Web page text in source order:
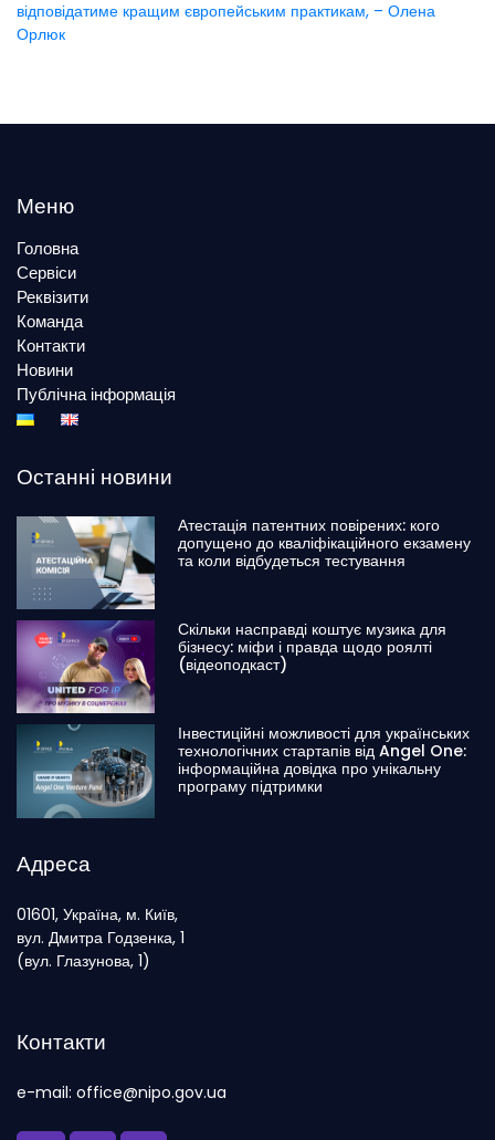
відповідатиме кращим європейським практикам, – Олена
Орлюк
Меню
Головна
Сервіси
Реквізити
Команда
Контакти
Новини
Публічна інформація
Останні новини
Атестація патентних повірених: кого
допущено до кваліфікаційного екзамену
та коли відбудеться тестування
Скільки насправді коштує музика для
бізнесу: міфи і правда щодо роялті
(відеоподкаст)
Інвестиційні можливості для українських
технологічних стартапів від Angel One:
інформаційна довідка про унікальну
програму підтримки
Адреса
01601, Україна, м. Київ,
вул. Дмитра Годзенка, 1
(вул. Глазунова, 1)
Контакти
e-mail: office@nipo.gov.ua